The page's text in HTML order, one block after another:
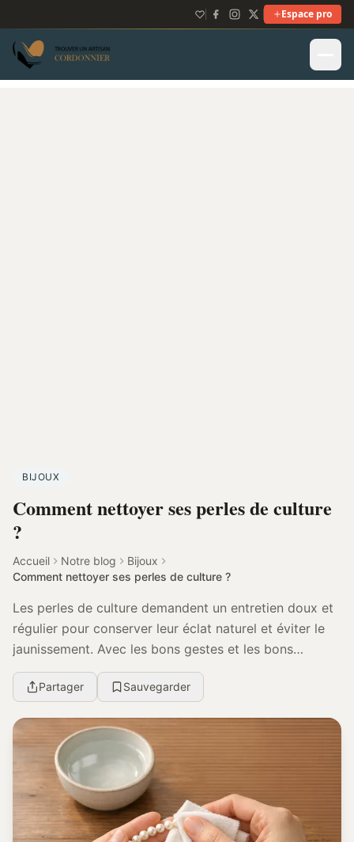
Espace pro
BIJOUX
Comment nettoyer ses perles de culture
?
Accueil Notre blog
Bijoux
Comment nettoyer ses perles de culture ?
Les perles de culture demandent un entretien doux et
régulier pour conserver leur éclat naturel et éviter le
jaunissement. Avec les bons gestes et les bons
réflexes, vous pouvez facilement prendre soi...
Partager Sauvegarder